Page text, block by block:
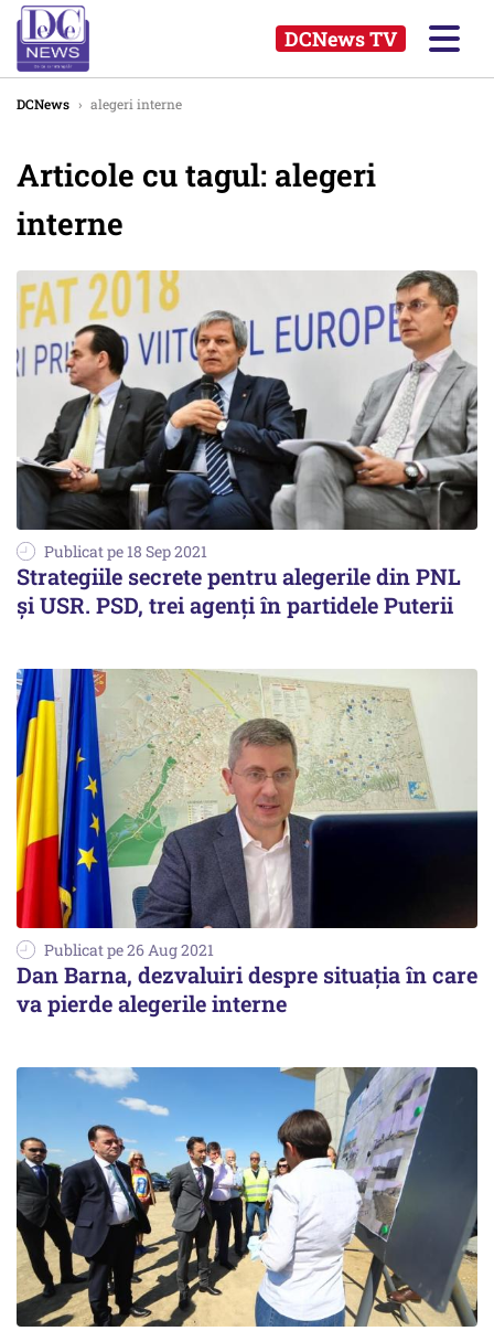
DCNews TV
DCNews › alegeri interne
Articole cu tagul: alegeri
interne
Publicat pe 18 Sep 2021
Strategiile secrete pentru alegerile din PNL
și USR. PSD, trei agenți în partidele Puterii
Publicat pe 26 Aug 2021
Dan Barna, dezvaluiri despre situația în care
va pierde alegerile interne